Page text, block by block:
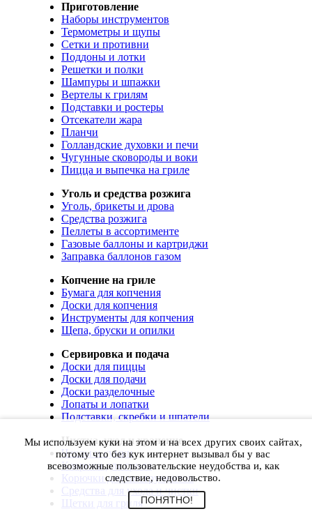
Приготовление
Наборы инструментов
Термометры и щупы
Сетки и противни
Поддоны и лотки
Решетки и полки
Шампуры и шпажки
Вертелы к грилям
Подставки и ростеры
Отсекатели жара
Планчи
Голландские духовки и печи
Чугунные сковороды и воки
Пицца и выпечка на гриле
Уголь и средства розжига
Уголь, брикеты и дрова
Средства розжига
Пеллеты в ассортименте
Газовые баллоны и картриджи
Заправка баллонов газом
Копчение на гриле
Бумага для копчения
Доски для копчения
Инструменты для копчения
Щепа, бруски и опилки
Сервировка и подача
Доски для пиццы
Доски для подачи
Доски разделочные
Лопаты и лопатки
Подставки, скребки и шпатели
Чистка, уход и хранение
Чехлы и сумки
Коврики для гриля
Корючки для инструментов
Средства для ухода и чистки
Щетки для гриля
Мы используем куки на этом и на всех других своих сайтах,
потому что без кук интернет вызывал бы у вас
всевозможные пользовательские неудобства и, как
следствие, недовольство.
ПОНЯТНО!